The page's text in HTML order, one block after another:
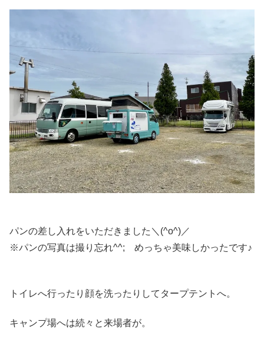
パンの差し入れをいただきました＼(^o^)／
※パンの写真は撮り忘れ^^; めっちゃ美味しかったです♪
トイレへ行ったり顔を洗ったりしてタープテントへ。
キャンプ場へは続々と来場者が。